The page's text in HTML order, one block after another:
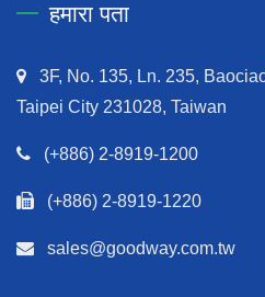
हमारा पता
3F, No. 135, Ln. 235,
Taipei City 231028, Taiwan
(+886) 2-8919-1200
(+886) 2-8919-1220
sales@goodway.com.tw